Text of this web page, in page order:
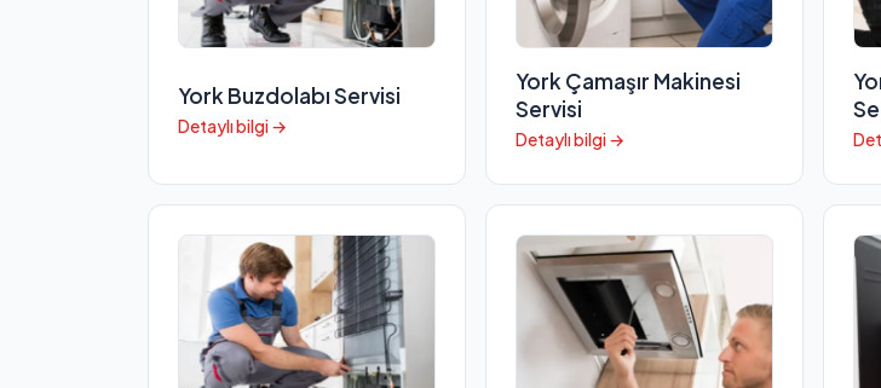
York Buzdolabı Servisi
Detaylı bilgi →
York Çamaşır Makinesi
Servisi
Detaylı bilgi →